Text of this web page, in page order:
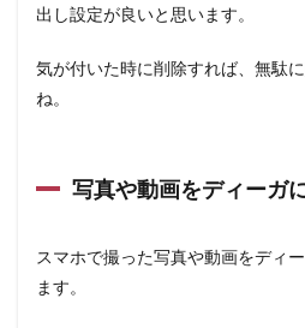
出し設定が良いと思います。
気が付いた時に削除すれば、無駄
ね。
写真や動画をディーガ
スマホで撮った写真や動画をディ
ます。